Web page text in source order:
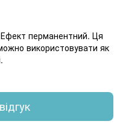
перманентний. Ця
використовувати як